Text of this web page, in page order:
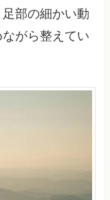
部の細かい動
がら整えてい